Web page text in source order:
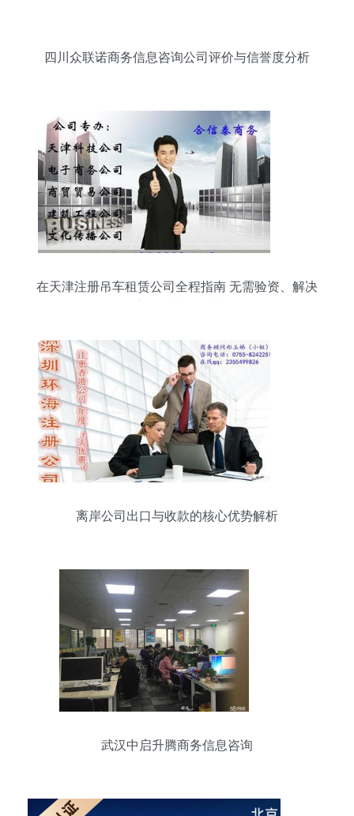
四川众联诺商务信息咨询公司评价与信誉度分析
在天津注册吊车租赁公司全程指南 无需验资、解决
离岸公司出口与收款的核心优势解析
武汉中启升腾商务信息咨询